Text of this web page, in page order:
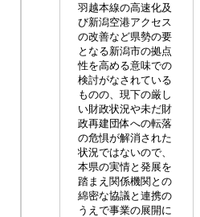
羽越本線の高速化及
び新潟空港アクセス
の改善など県勢の要
となる新潟市の拠点
性を高める意味での
検討がなされている
ものの、現下の厳し
い財政状況や未だ財
政再建団体への転落
の危惧が解消された
状況ではないので、
本県の実情と発展を
踏まえ関係機関との
綿密な協議と連携の
うえで事業の展開に